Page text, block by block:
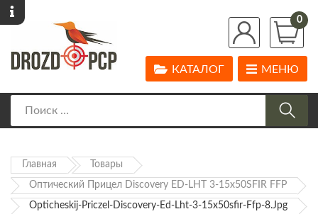
0
МЕНЮ
КАТАЛОГ
Главная Товары
Оптический Прицел Discovery ED-LHT 3-15x50SFIR FFP
Opticheskij-Priczel-Discovery-Ed-Lht-3-15x50sfir-Ffp-8.jpg